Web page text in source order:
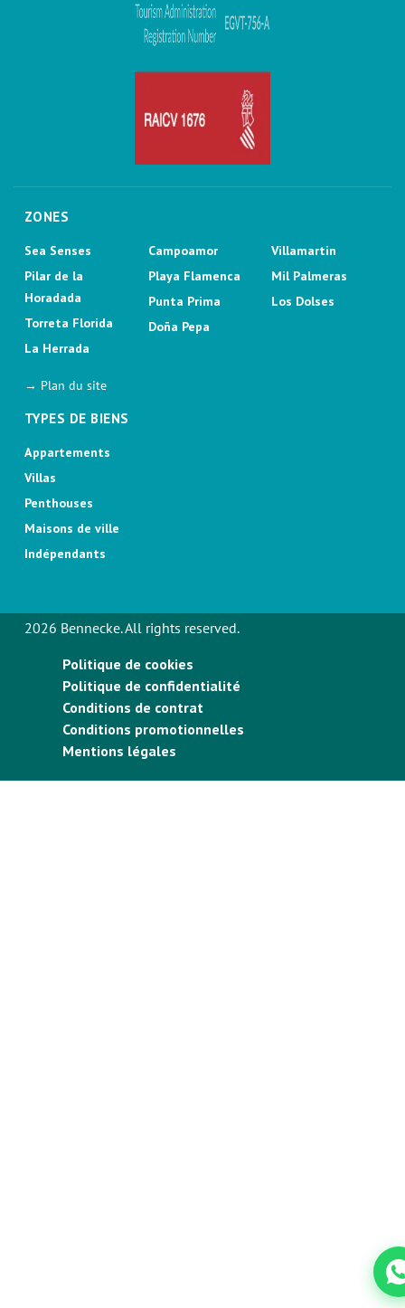
ZONES
Sea Senses
Pilar de la
Horadada
Torreta Florida
La Herrada
Campoamor
Playa Flamenca
Punta Prima
Doña Pepa
Villamartin
Mil Palmeras
Los Dolses
→ Plan du site
TYPES DE BIENS
Appartements
Villas
Penthouses
Maisons de ville
Indépendants
2026 Bennecke. All rights reserved.
Politique de cookies
Politique de confidentialité
Conditions de contrat
Conditions promotionnelles
Mentions légales